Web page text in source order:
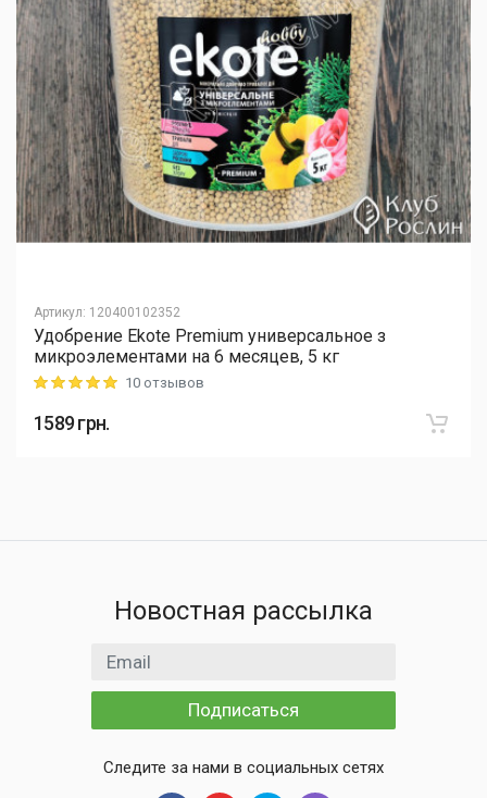
Артикул: 120400102352
Удобрение Ekote Premium универсальное з
микроэлементами на 6 месяцев, 5 кг
Rating: 5 out of 510 отзывов
1589грн.
Новостная рассылка
Email адрес
Подписаться
Следите за нами в социальных сетях